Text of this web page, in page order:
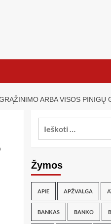
ARBA VISOS PINIGŲ
Žymos
APIE APŽVALGA
BANKAS BANKO